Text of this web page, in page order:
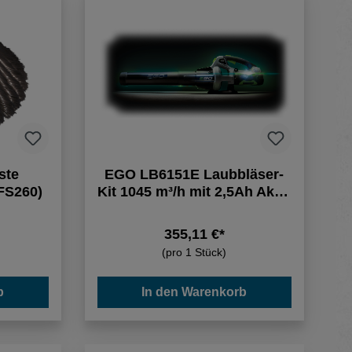
EGO LB6151E Laubbläser-
Kit 1045 m³/h mit 2,5Ah Akku
355,11 €*
(pro 1 Stück)
In den Warenkorb